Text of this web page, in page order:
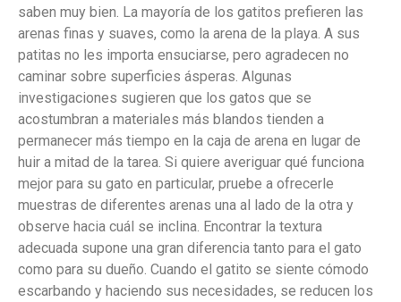
saben muy bien. La mayoría de los gatitos prefieren las
arenas finas y suaves, como la arena de la playa. A sus
patitas no les importa ensuciarse, pero agradecen no
caminar sobre superficies ásperas. Algunas
investigaciones sugieren que los gatos que se
acostumbran a materiales más blandos tienden a
permanecer más tiempo en la caja de arena en lugar de
huir a mitad de la tarea. Si quiere averiguar qué funciona
mejor para su gato en particular, pruebe a ofrecerle
muestras de diferentes arenas una al lado de la otra y
observe hacia cuál se inclina. Encontrar la textura
adecuada supone una gran diferencia tanto para el gato
como para su dueño. Cuando el gatito se siente cómodo
escarbando y haciendo sus necesidades, se reducen los